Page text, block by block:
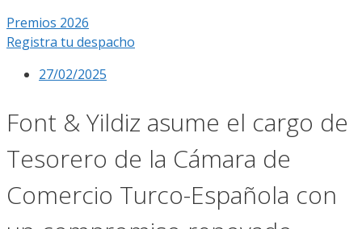
Premios 2026
Registra tu despacho
27/02/2025
Font & Yildiz asume el cargo de
Tesorero de la Cámara de
Comercio Turco-Española con